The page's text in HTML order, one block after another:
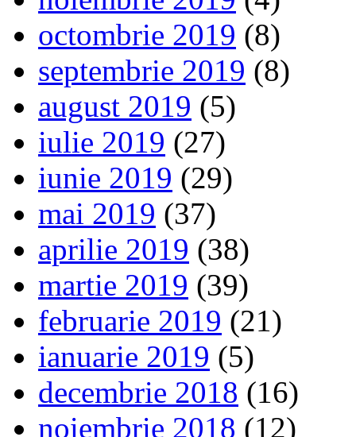
octombrie 2019 (8)
septembrie 2019 (8)
august 2019 (5)
iulie 2019 (27)
iunie 2019 (29)
mai 2019 (37)
aprilie 2019 (38)
martie 2019 (39)
februarie 2019 (21)
ianuarie 2019 (5)
decembrie 2018 (16)
noiembrie 2018 (12)